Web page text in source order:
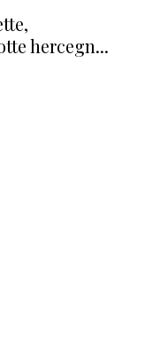
hercegn...